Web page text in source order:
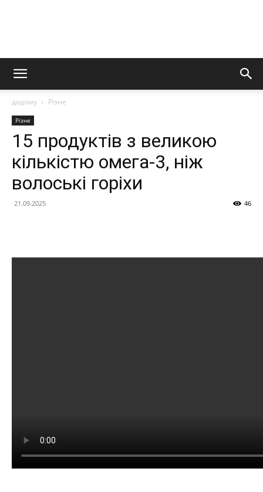
додому Різне
Різне
15 продуктів з великою
кількістю омега-3, ніж
волоські горіхи
21.09.2025 46